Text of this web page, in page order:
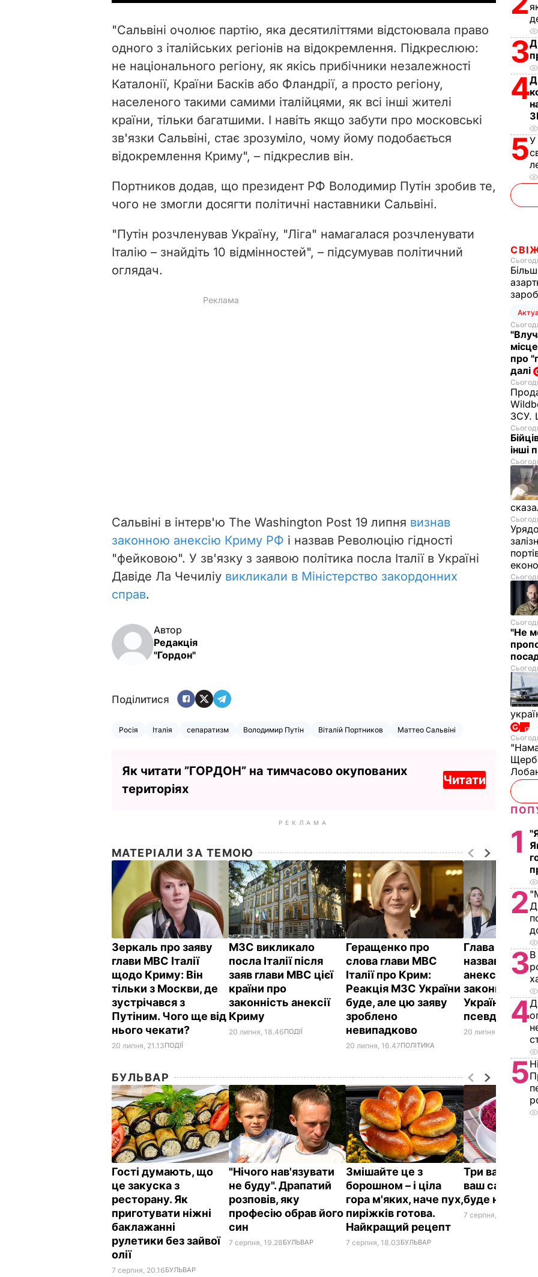
i
d
e
o
"Сальвіні очолює партію, яка десятиліттями відстоювала право
одного з італійських регіонів на відокремлення. Підкреслюю:
не національного регіону, як якісь прибічники незалежності
Каталонії, Країни Басків або Фландрії, а просто регіону,
населеного такими самими італійцями, як всі інші жителі
країни, тільки багатшими. І навіть якщо забути про московські
зв'язки Сальвіні, стає зрозуміло, чому йому подобається
відокремлення Криму", – підкреслив він.
Портников додав, що президент РФ Володимир Путін зробив те,
чого не змогли досягти політичні наставники Сальвіні.
"Путін розчленував Україну, "Ліга" намагалася розчленувати
Італію – знайдіть 10 відмінностей", – підсумував політичний
оглядач.
Сальвіні в інтерв'ю The Washington Post 19 липня визнав
законною анексію Криму РФ і назвав Революцію гідності
"фейковою". У зв'язку з заявою політика посла Італії в Україні
Давіде Ла Чечиліу викликали в Міністерство закордонних
справ.
Автор
Редакція
"Гордон"
Поділитися
Росія Італія сепаратизм Володимир Путін Віталій Портников Маттео Сальвіні
Як читати ”ГОРДОН” на тимчасово окупованих
територіях
Читати
РЕКЛАМА
МАТЕРІАЛИ ЗА ТЕМОЮ
Зеркаль про заяву
глави МВС Італії
щодо Криму: Він
тільки з Москви, де
зустрічався з
Путіним. Чого ще від
нього чекати?
20 липня, 21.13ПОДІЇ
МЗС викликало
посла Італії після
заяв глави МВС цієї
країни про
законність анексії
Криму
20 липня, 18.46ПОДІЇ
Геращенко про
слова глави МВС
Італії про Крим:
Реакція МЗС України
буде, але цю заяву
зроблено
невипадково
20 липня, 16.47ПОЛІТИКА
Глава МВС
назвав
анексію
законною, а
Україні –
20 липня, 16.24 СВІТ
БУЛЬВАР
Гості думають, що
це закуска з
ресторану. Як
приготувати ніжні
баклажанні
рулетики без зайвої
олії
7 серпня, 20.16БУЛЬВАР
"Нічого нав'язувати
не буду". Драпатий
розповів, яку
професію обрав його
син
7 серпня, 19.28БУЛЬВАР
Змішайте це з
борошном – і ціла
гора м'яких, наче пух,
пиріжків готова.
Найкращий рецепт
7 серпня, 18.03БУЛЬВАР
Три важливі
ваш салат із
буде
7 серпня, 17.29
3
4
5У
про
далі
ЗСУ.
інші
"Не
1
2
3В
4
5